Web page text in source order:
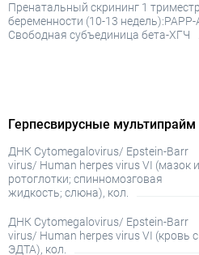
Пренатальный скрининг 1
беременности (10-13 недель):PAPP-
Свободная субъединица бета-ХГЧ
Герпесвирусные мультипрайм
ДНК Cytomegalovirus/ Epstein-Barr
virus/ Human herpes virus VI (мазок
ротоглотки; спинномозговая
жидкость; слюна), кол.
ДНК Cytomegalovirus/ Epstein-Barr
virus/ Human herpes virus VI (кровь с
ЭДТА), кол.